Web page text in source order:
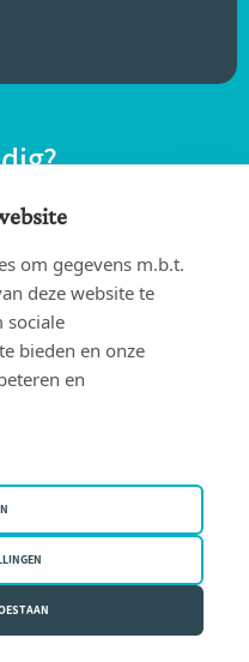
bij jou in de
Brussel | BE 0409.357.321
om gegevens m.b.t.
deze website te
sociale
bieden en onze
en